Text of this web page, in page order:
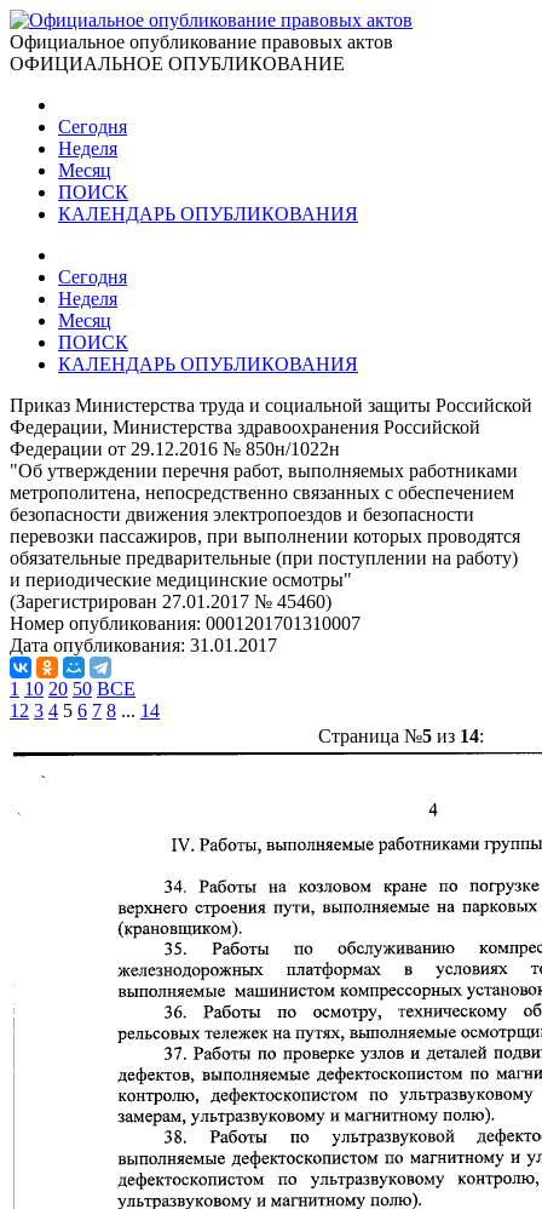
Официальное опубликование правовых актов
ОФИЦИАЛЬНОЕ ОПУБЛИКОВАНИЕ
Сегодня
Неделя
Месяц
ПОИСК
КАЛЕНДАРЬ ОПУБЛИКОВАНИЯ
Сегодня
Неделя
Месяц
ПОИСК
КАЛЕНДАРЬ ОПУБЛИКОВАНИЯ
Приказ Министерства труда и социальной защиты Российской
Федерации, Министерства здравоохранения Российской
Федерации от 29.12.2016 № 850н/1022н
"Об утверждении перечня работ, выполняемых работниками
метрополитена, непосредственно связанных с обеспечением
безопасности движения электропоездов и безопасности
перевозки пассажиров, при выполнении которых проводятся
обязательные предварительные (при поступлении на работу)
и периодические медицинские осмотры"
(Зарегистрирован 27.01.2017 № 45460)
Номер опубликования: 0001201701310007
Дата опубликования: 31.01.2017
1 10 20 50 ВСЕ
1 2 3 4 5 6 7 8 ... 14
Страница №5из 14: